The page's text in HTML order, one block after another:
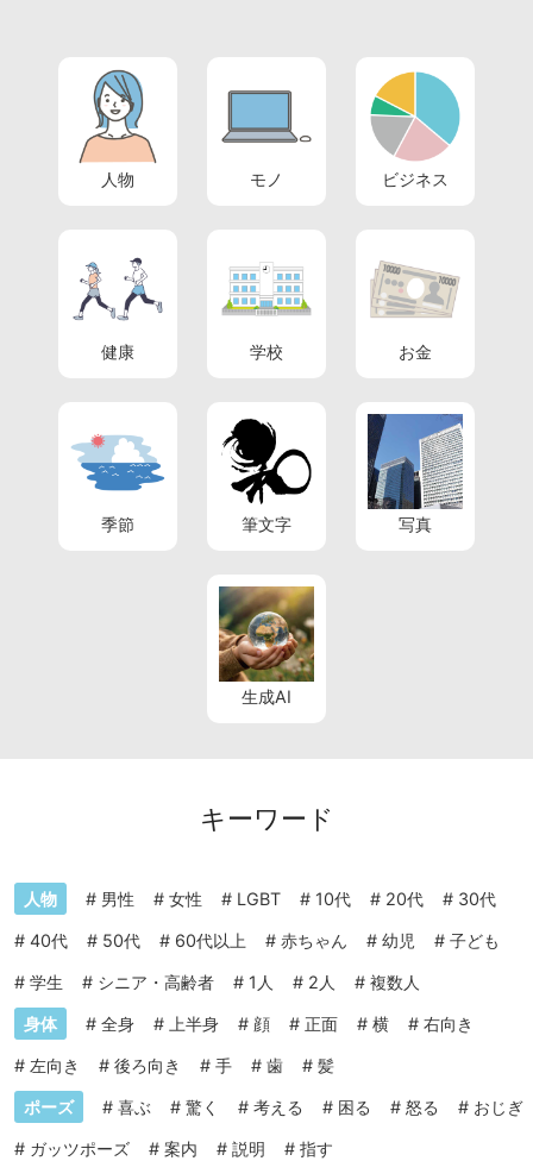
人物 モノ ビジネス
健康 学校 お金
季節 筆文字 写真
生成AI
キーワード
人物 # 男性 # 女性 # LGBT # 10代 # 20代 # 30代
# 40代 # 50代 # 60代以上 # 赤ちゃん # 幼児 # 子ども
# 学生 # シニア・高齢者 # 1人 # 2人 # 複数人
身体 # 全身 # 上半身 # 顔 # 正面 # 横 # 右向き
# 左向き # 後ろ向き # 手 # 歯 # 髪
ポーズ # 喜ぶ # 驚く # 考える # 困る # 怒る # おじぎ
# ガッツポーズ # 案内 # 説明 # 指す